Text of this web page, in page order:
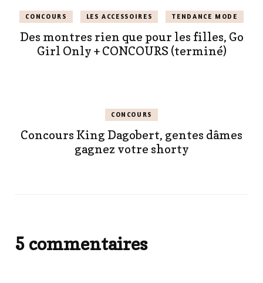
CONCOURS LES ACCESSOIRES TENDANCE MODE
Des montres rien que pour les filles, Go
Girl Only + CONCOURS (terminé)
CONCOURS
Concours King Dagobert, gentes dâmes
gagnez votre shorty
5 commentaires